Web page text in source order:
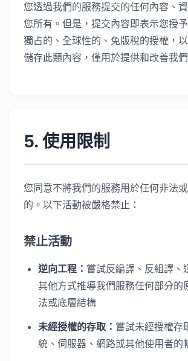
您透過我們的服務提交的任何內容、
您所有。但是，提交內容即表示您授
獨占的、全球性的、免版稅的授權，
儲存此類內容，僅用於提供和改善我
5. 使用限制
您同意不將我們的服務用於任何非法
的。以下活動被嚴格禁止：
禁止活動
逆向工程： 嘗試反編譯、反組譯、
其他方式推導我們服務任何部分的
法或底層結構
未經授權的存取： 嘗試未經授權存
統、伺服器、網路或其他使用者的